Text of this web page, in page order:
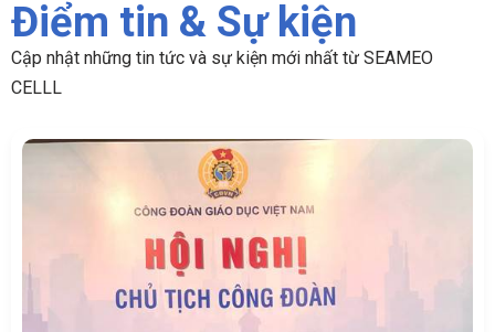
Điểm tin & Sự kiện
Cập nhật những tin tức và sự kiện mới nhất từ SEAMEO
CELLL